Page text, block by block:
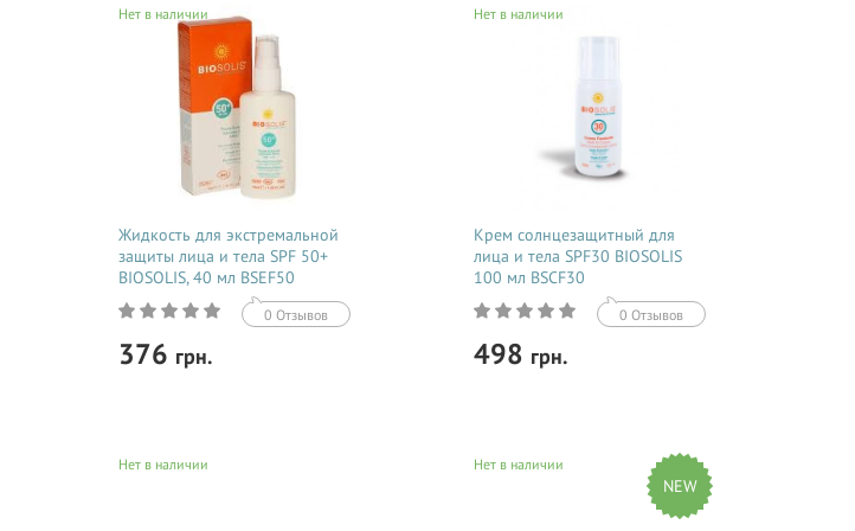
Нет в наличии
Жидкость для экстремальной
защиты лица и тела SPF 50+
BIOSOLIS, 40 мл BSEF50
0 Отзывов
376 грн.
Нет в наличии
Крем солнцезащитный для
лица и тела SPF30 BIOSOLIS
100 мл BSCF30
0 Отзывов
498 грн.
Крем с высоким фактором защиты,
максимально увлажняющей кожу,
водостойкий. Обладает ультралегкой
Нет в наличии Нет в наличии
NEW